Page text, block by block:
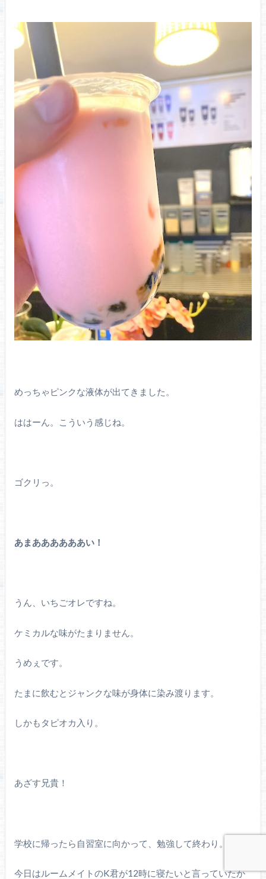
めっちゃピンクな液体が出てきました。
ははーん。こういう感じね。
ゴクリっ。
あまああああああい！
うん、いちごオレですね。
ケミカルな味がたまりません。
うめぇです。
たまに飲むとジャンクな味が身体に染み渡ります。
しかもタピオカ入り。
あざす兄貴！
学校に帰ったら自習室に向かって、勉強して終わり。
今日はルームメイトのK君が12時に寝たいと言っていたか